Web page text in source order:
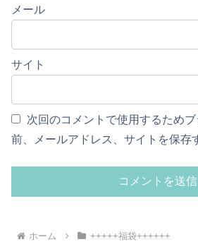
メール
サイト
次回のコメントで使用するため
前、メールアドレス、サイトを保存
ホーム +++++福袋++++++